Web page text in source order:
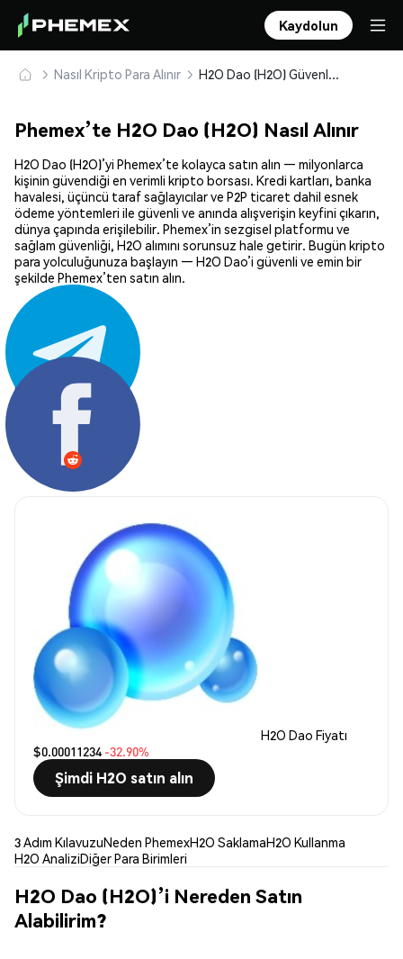
Kaydolun
Nasıl Kripto Para Alınır H2O Dao (H2O) Güvenle Satın Alın ve Saklayın
Phemex’te H2O Dao (H2O) Nasıl Alınır
H2O Dao (H2O)’yi Phemex’te kolayca satın alın — milyonlarca
kişinin güvendiği en verimli kripto borsası. Kredi kartları, banka
havalesi, üçüncü taraf sağlayıcılar ve P2P ticaret dahil esnek
ödeme yöntemleri ile güvenli ve anında alışverişin keyfini çıkarın,
dünya çapında erişilebilir. Phemex’in sezgisel platformu ve
sağlam güvenliği, H2O alımını sorunsuz hale getirir. Bugün kripto
para yolculuğunuza başlayın — H2O Dao’i güvenli ve emin bir
şekilde Phemex’ten satın alın.
Paylaş:
H2O Dao Fiyatı
$0.00011234 -32.90%
Şimdi H2O satın alın
3 Adım KılavuzuNeden PhemexH2O SaklamaH2O Kullanma
H2O AnaliziDiğer Para Birimleri
H2O Dao (H2O)’i Nereden Satın
Alabilirim?